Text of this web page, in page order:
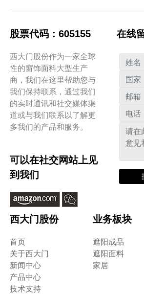
股票代码：605155
西大门股份作为一家全球
性的窗饰面料大型生产
商，我们在这里帮助您与
我们保持联系，通过我们
的实时通讯和社交媒体渠
道或与我们联系以了解更
多我们的产品和服务。
可以在社交网站上见
到我们
在线
西大门股份
首页
关于西大门
新闻中心
产品中心
技术支持
业务板块
遮阳成品
遮阳面料
家居